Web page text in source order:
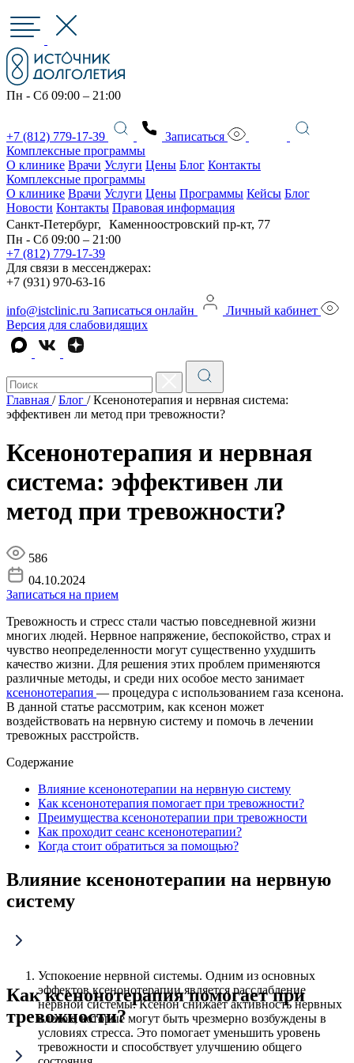
Пн - Сб 09:00 – 21:00
+7 (812) 779-17-39
Записаться
Комплексные программы
О клинике Врачи Услуги Цены Блог Контакты
Комплексные программы
О клинике Врачи Услуги Цены Программы Кейсы Блог
Новости Контакты Правовая информация
Санкт-Петербург, Каменноостровский пр-кт, 77
Пн - Сб 09:00 – 21:00
+7 (812) 779-17-39
Для связи в мессенджерах:
+7 (931) 970-63-16
info@istclinic.ru Записаться онлайн
Личный кабинет
Версия для слабовидящих
Главная / Блог / Ксенонотерапия и нервная система:
эффективен ли метод при тревожности?
Ксенонотерапия и нервная
система: эффективен ли
метод при тревожности?
586
04.10.2024
Записаться на прием
Тревожность и стресс стали частью повседневной жизни
многих людей. Нервное напряжение, беспокойство, страх и
чувство неопределенности могут существенно ухудшить
качество жизни. Для решения этих проблем применяются
различные методы, и среди них особое место занимает
ксенонотерапия — процедура с использованием газа ксенона.
В данной статье рассмотрим, как ксенон может
воздействовать на нервную систему и помочь в лечении
тревожных расстройств.
Содержание
Влияние ксенонотерапии на нервную систему
Как ксенонотерапия помогает при тревожности?
Преимущества ксенонотерапии при тревожности
Как проходит сеанс ксенонотерапии?
Когда стоит обратиться за помощью?
Влияние ксенонотерапии на нервную
систему
Успокоение нервной системы. Одним из основных
эффектов ксенонотерапии является расслабление
нервной системы. Ксенон снижает активность нервных
клеток, которые могут быть чрезмерно возбуждены в
условиях стресса. Это помогает уменьшить уровень
тревожности и способствует улучшению общего
Как ксенонотерапия помогает при
тревожности?